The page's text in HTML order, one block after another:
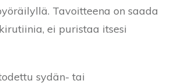
Tavoitteena on saada
ei puristaa itsesi
sydän- tai